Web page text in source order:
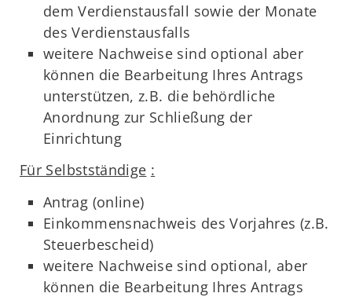
dem Verdienstausfall sowie der Monate
des Verdienstausfalls
weitere Nachweise sind optional aber
können die Bearbeitung Ihres Antrags
unterstützen, z.B. die behördliche
Anordnung zur Schließung der
Einrichtung
Für Selbstständige :
Antrag (online)
Einkommensnachweis des Vorjahres (z.B.
Steuerbescheid)
weitere Nachweise sind optional, aber
können die Bearbeitung Ihres Antrags